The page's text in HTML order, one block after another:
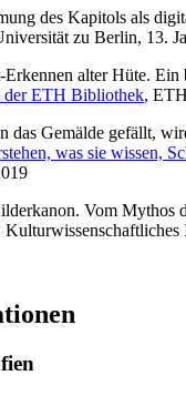
des Kapitols als
zu Berlin, 13.
Erkennen alter Hüte.
ETH Bibliothek,
das Gemälde gefällt,
was sie wissen,
Vom Mythos
Kulturwissenschaftliches